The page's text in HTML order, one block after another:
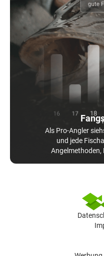
Als Pro-Angler
und jede
Angelmethoden,